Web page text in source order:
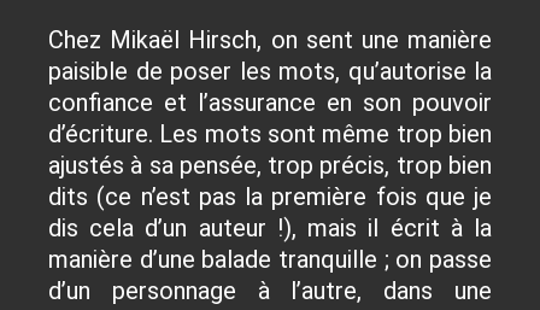
Chez Mikaël Hirsch, on sent une manière
paisible de poser les mots, qu’autorise la
confiance et l’assurance en son pouvoir
d’écriture. Les mots sont même trop bien
ajustés à sa pensée, trop précis, trop bien
dits (ce n’est pas la première fois que je
dis cela d’un auteur !), mais il écrit à la
manière d’une balade tranquille ; on passe
d’un personnage à l’autre, dans une